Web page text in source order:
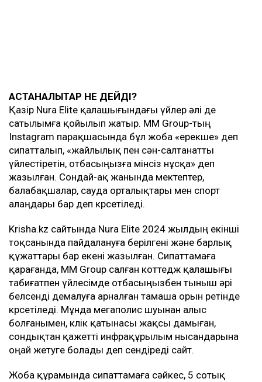
АСТАНАЛЫҚТАР НЕ ДЕЙДІ?
Қазір Nura Elite қалашығындағы үйлер әлі де
сатылымға қойылып жатыр. MM Group-тың
Instagram парақшасында бұл жоба «ерекше» деп
сипатталып, «жайлылық пен сән-салтанатты
үйлестіретін, отбасыңызға мінсіз нұсқа» деп
жазылған. Сондай-ақ жанында мектептер,
балабақшалар, сауда орталықтары мен спорт
алаңдары бар деп көрсетіледі.
Krisha.kz сайтында Nura Elite 2024 жылдың екінші
тоқсанында пайдалануға берілгені және барлық
құжаттары бар екені жазылған. Сипаттамаға
қарағанда, MM Group салған коттедж қалашығы
табиғатпен үйлесімде отбасыңызбен тыныш әрі
белсенді демалуға арналған тамаша орын ретінде
көрсетіледі. Мұнда мегаполис шуынан алыс
болғанымен, көлік қатынасы жақсы дамыған,
сондықтан қажетті инфрақұрылым нысандарына
оңай жетуге болады деп сендіреді сайт.
Жоба құрамында сипаттамаға сәйкес, 5 сотық